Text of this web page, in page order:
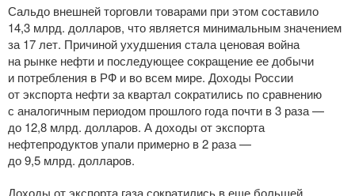
Сальдо внешней торговли товарами при этом составило
14,3 млрд. долларов, что является минимальным значением
за 17 лет. Причиной ухудшения стала ценовая война
на рынке нефти и последующее сокращение ее добычи
и потребления в РФ и во всем мире. Доходы России
от экспорта нефти за квартал сократились по сравнению
с аналогичным периодом прошлого года почти в 3 раза —
до 12,8 млрд. долларов. А доходы от экспорта
нефтепродуктов упали примерно в 2 раза —
до 9,5 млрд. долларов.
Доходы от экспорта газа сократились в еще большей